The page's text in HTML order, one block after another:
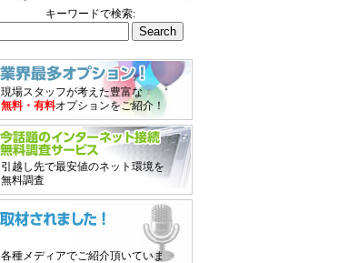
キーワードで検索:
現場スタッフが考えた豊富な
無料・有料オプションをご紹介！
引越し先で最安値のネット環境を
無料調査
各種メディアでご紹介頂いていま